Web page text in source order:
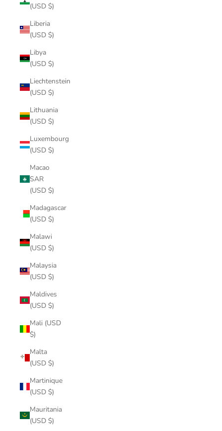
(USD $)
Liberia
(USD $)
Libya
(USD $)
Liechtenstein
(USD $)
Lithuania
(USD $)
Luxembourg
(USD $)
Macao
SAR
(USD $)
Madagascar
(USD $)
Malawi
(USD $)
Malaysia
(USD $)
Maldives
(USD $)
Mali (USD
$)
Malta
(USD $)
Martinique
(USD $)
Mauritania
(USD $)